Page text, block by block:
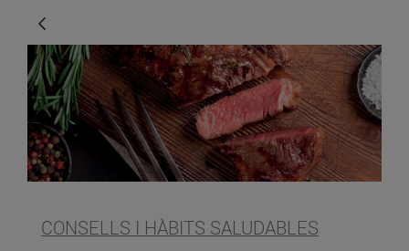
CONSELLS I HÀBITS SALUDABLES